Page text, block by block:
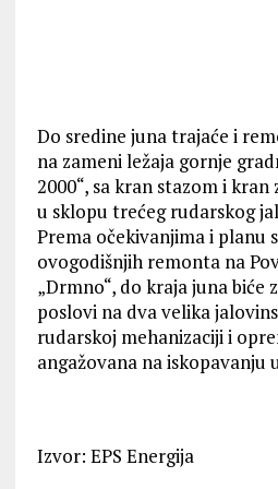
Do sredine juna trajaće i
na zameni ležaja gornje
2000“, sa kran stazom i
u sklopu trećeg rudarskog
Prema očekivanjima i planu
ovogodišnjih remonta na
„Drmno“, do kraja juna biće
poslovi na dva velika
rudarskoj mehanizaciji i
angažovana na iskopavanju
Izvor: EPS Energija